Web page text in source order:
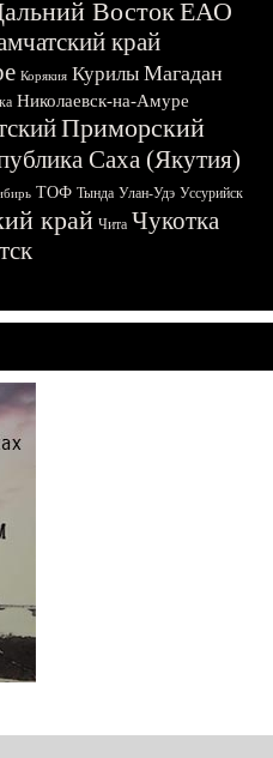
ВостокЕАО
край
Корякия Курилы Магадан
Николаевск-на-Амуре
Приморский
Саха (Якутия)
ТОФ Тында Улан-Удэ Уссурийск
край Чита Чукотка